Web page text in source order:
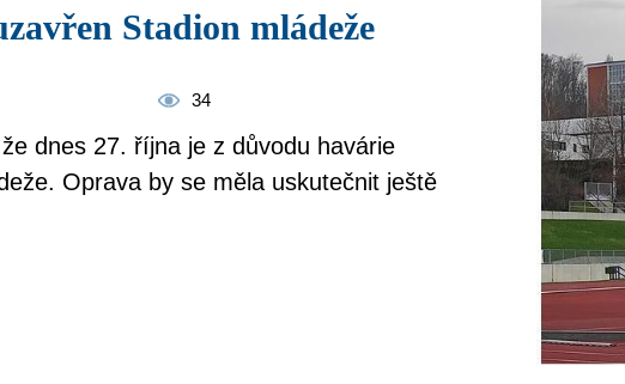
Stadion mládeže
34
dnes 27. října je z důvodu havárie
Oprava by se měla uskutečnit ještě